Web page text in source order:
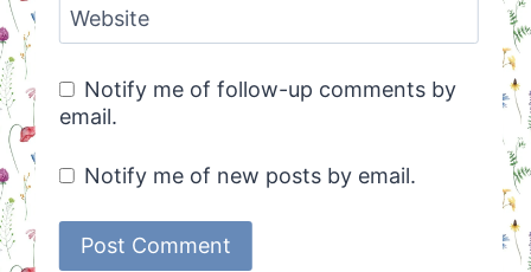
Website
Notify me of follow-up comments by
email.
Notify me of new posts by email.